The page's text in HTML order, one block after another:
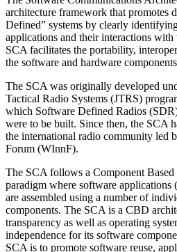
architecture framework that promotes
Defined” systems by clearly
applications and their interactions
SCA facilitates the portability,
the software and hardware
The SCA was originally developed
Tactical Radio Systems (JTRS)
which Software Defined Radios
were to be built. Since then, the SCA
the international radio community led
Forum (WInnF).
The SCA follows a Component
paradigm where software
are assembled using a number of
components. The SCA is a CBD
transparency as well as operating
independence for its software
SCA is to promote software reuse,